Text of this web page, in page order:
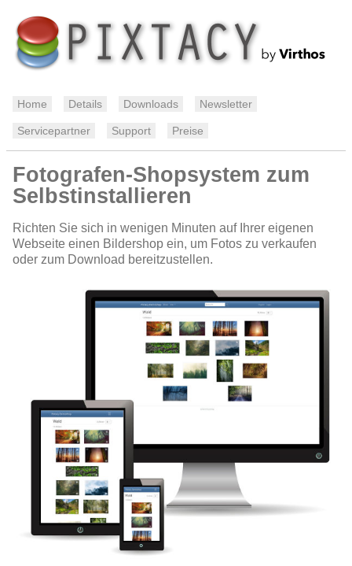
Home Details Downloads Newsletter
Servicepartner Support Preise
Fotografen-Shopsystem zum
Selbstinstallieren
Richten Sie sich in wenigen Minuten auf Ihrer eigenen
Webseite einen Bildershop ein, um Fotos zu verkaufen
oder zum Download bereitzustellen.